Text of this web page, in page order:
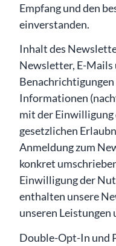
Empfang und den
einverstanden.
Inhalt des
Newsletter, E-
Informationen
mit der Einwilligung
gesetzlichen
Anmeldung zum
konkret
Einwilligung der
enthalten unsere
unseren Leistungen
Double-Opt-In und